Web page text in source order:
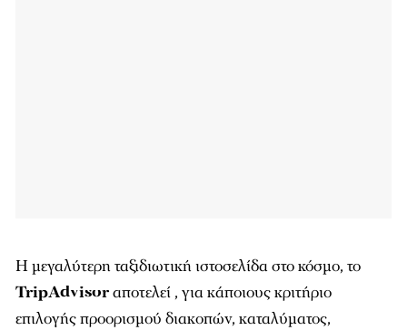
Η μεγαλύτερη ταξιδιωτική ιστοσελίδα στο κόσμο, το
TripAdvisorαποτελεί , για κάποιους κριτήριο
επιλογής προορισμού διακοπών, καταλύματος,